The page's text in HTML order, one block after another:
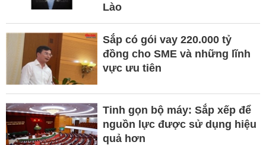
Lào
Sắp có gói vay 220.000 tỷ
đồng cho SME và những lĩnh
vực ưu tiên
Tinh gọn bộ máy: Sắp xếp để
nguồn lực được sử dụng hiệu
quả hơn